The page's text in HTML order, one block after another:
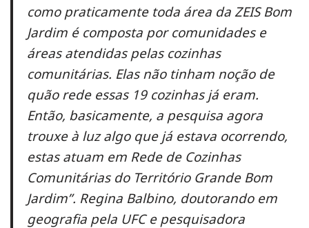
como praticamente toda área da ZEIS Bom
Jardim é composta por comunidades e
áreas atendidas pelas cozinhas
comunitárias. Elas não tinham noção de
quão rede essas 19 cozinhas já eram.
Então, basicamente, a pesquisa agora
trouxe à luz algo que já estava ocorrendo,
estas atuam em Rede de Cozinhas
Comunitárias do Território Grande Bom
Jardim”. Regina Balbino, doutorando em
geografia pela UFC e pesquisadora